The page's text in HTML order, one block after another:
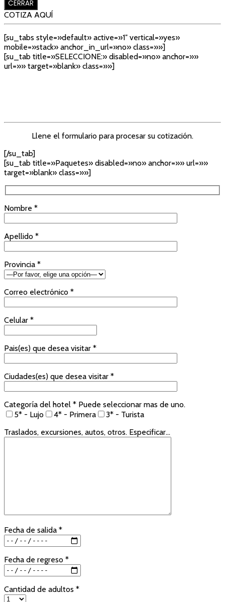
CERRAR
COTIZA AQUÍ
[su_tabs style=»default» active=»1″ vertical=»yes»
mobile=»stack» anchor_in_url=»no» class=»»]
[su_tab title=»SELECCIONE:» disabled=»no» anchor=»»
url=»» target=»blank» class=»»]
Llene el formulario para procesar su cotización.
[/su_tab]
[su_tab title=»Paquetes» disabled=»no» anchor=»» url=»»
target=»blank» class=»»]
Nombre *
Apellido *
Provincia *
Correo electrónico *
Celular *
Pais(es) que desea visitar *
Ciudades(es) que desea visitar *
Categoría del hotel * Puede seleccionar mas de uno.
5* - Lujo
4* - Primera
3* - Turista
Traslados, excursiones, autos, otros. Especificar...
Fecha de salida *
Fecha de regreso *
Cantidad de adultos *